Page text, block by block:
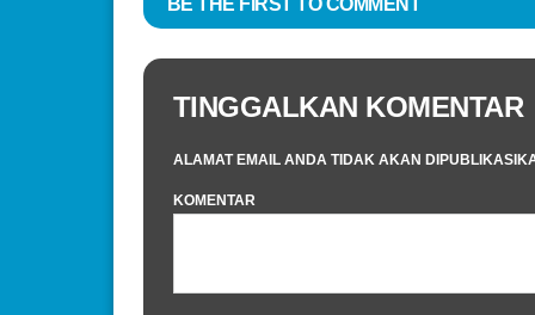
TINGGALKAN KOMENTAR
ALAMAT EMAIL ANDA TIDAK AKAN
KOMENTAR